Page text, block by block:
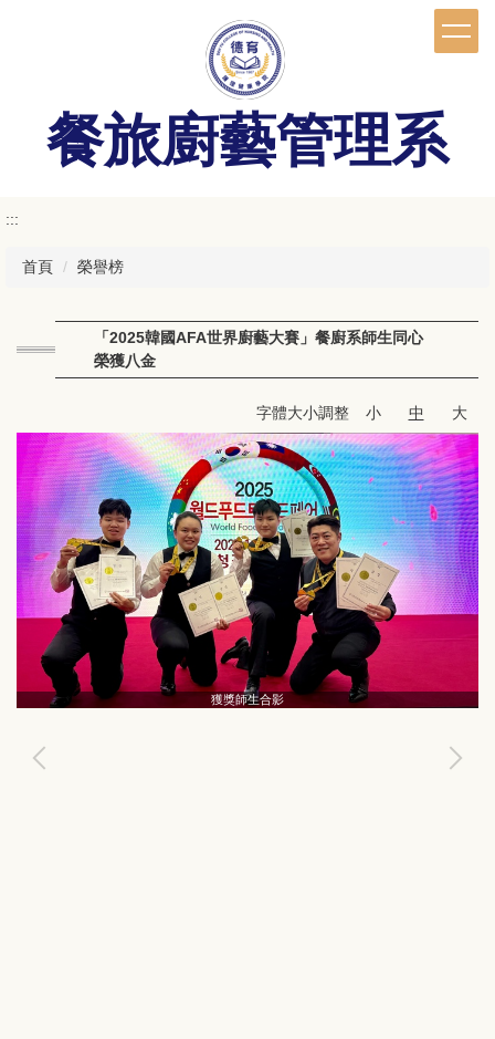
餐旅廚藝管理系
:::
首頁 榮譽榜
「2025韓國AFA世界廚藝大賽」餐廚系師生同心
榮獲八金
字體大小調整 小 中 大
獲獎師生合影